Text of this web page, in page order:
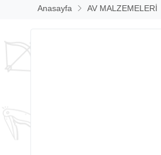
Anasayfa AV MALZEMELERİ